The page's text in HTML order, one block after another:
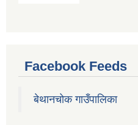
Facebook Feeds
बेथानचोक गाउँपालिका